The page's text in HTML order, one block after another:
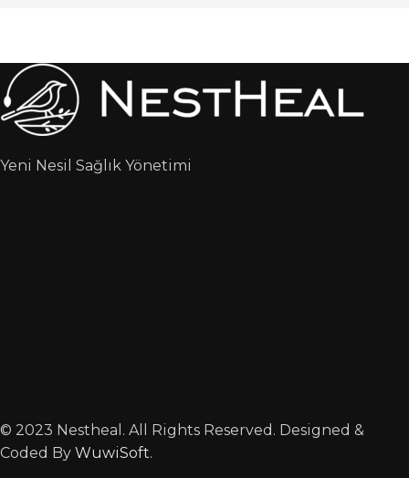
Yeni Nesil Sağlık Yönetimi
© 2023 Nestheal. All Rights Reserved. Designed &
Coded By WuwiSoft.